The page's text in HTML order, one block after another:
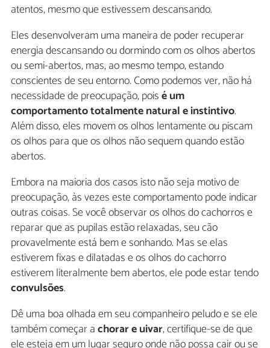
atentos, mesmo que estivessem descansando.
Eles desenvolveram uma maneira de poder recuperar
energia descansando ou dormindo com os olhos abertos
ou semi-abertos, mas, ao mesmo tempo, estando
conscientes de seu entorno. Como podemos ver, não há
necessidade de preocupação, poisé um
comportamento totalmente natural e instintivo.
Além disso, eles movem os olhos lentamente ou piscam
os olhos para que os olhos não sequem quando estão
abertos.
Embora na maioria dos casos isto não seja motivo de
preocupação, às vezes este comportamento pode indicar
outras coisas. Se você observar os olhos do cachorros e
reparar que as pupilas estão relaxadas, seu cão
provavelmente está bem e sonhando. Mas se elas
estiverem fixas e dilatadas e os olhos do cachorro
estiverem literalmente bem abertos, ele pode estar tendo
convulsões.
Dê uma boa olhada em seu companheiro peludo e se ele
também começar achorar e uivar, certifique-se de que
ele esteja em um lugar seguro onde não possa cair ou se